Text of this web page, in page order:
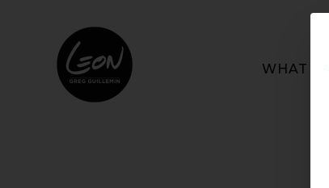
WHAT